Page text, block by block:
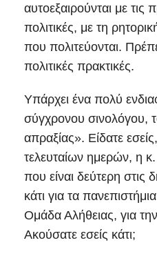
αυτοεξαιρούνται με τις
πολιτικές, με τη
που πολιτεύονται.
πολιτικές πρακτικές.
Υπάρχει ένα πολύ
σύγχρονου σινολόγου,
απραξίας». Είδατε
τελευταίων ημερών, η
που είναι δεύτερη στις
κάτι για τα
Ομάδα Αλήθειας, για
Ακούσατε εσείς κάτι;